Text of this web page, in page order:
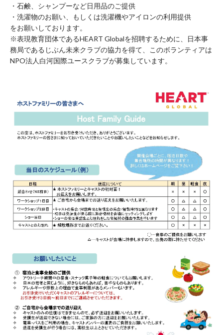
・石鹸、シャンプーなど日用品のご提供
・洗濯物のお願い、もしくは洗濯機やアイロンの利用提供
をお願いしております。
※表現教育団体であるHEART Globalを招聘するために、日本事
務局であるじぶん未来クラブの協力を得て、このボランティアは
NPO法人白河国際ユースクラブが募集しています。